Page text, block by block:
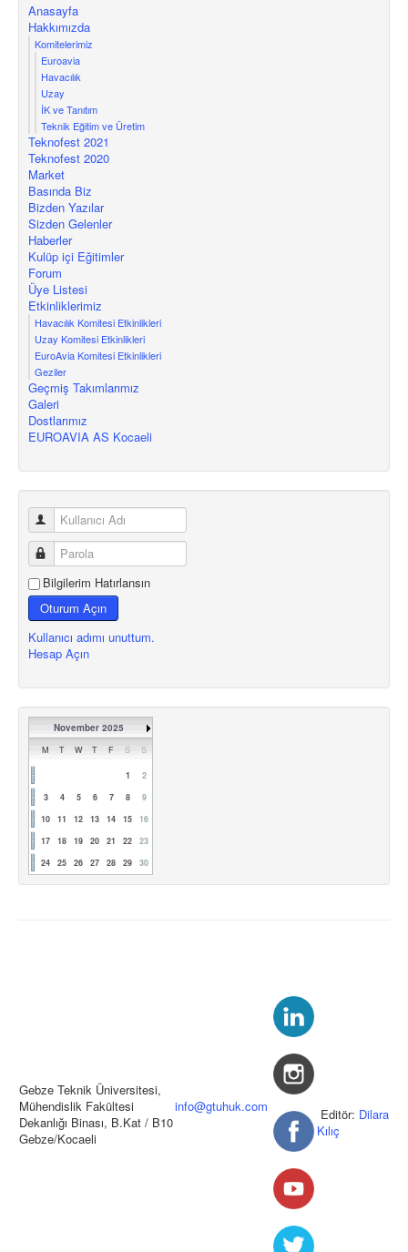
Anasayfa
Hakkımızda
Komitelerimiz
Euroavia
Havacılık
Uzay
İK ve Tanıtım
Teknik Eğitim ve Üretim
Teknofest 2021
Teknofest 2020
Market
Basında Biz
Bizden Yazılar
Sizden Gelenler
Haberler
Kulüp içi Eğitimler
Forum
Üye Listesi
Etkinliklerimiz
Havacılık Komitesi Etkinlikleri
Uzay Komitesi Etkinlikleri
EuroAvia Komitesi Etkinlikleri
Geziler
Geçmiş Takımlarımız
Galeri
Dostlarımız
EUROAVIA AS Kocaeli
Bilgilerim Hatırlansın
Oturum Açın
Kullanıcı adımı unuttum.
Hesap Açın
November 2025
M T W T F S S
1
2
3
4 5 6 7 8
9
10
11 12 13 14 15
16
17
18 19 20 21 22
23
24
25 26 27 28 29 30
Gebze Teknik Üniversitesi,
Mühendislik Fakültesi
Dekanlığı Binası, B.Kat / B10
Gebze/Kocaeli
info@gtuhuk.com Editör: Dilara
Kılıç